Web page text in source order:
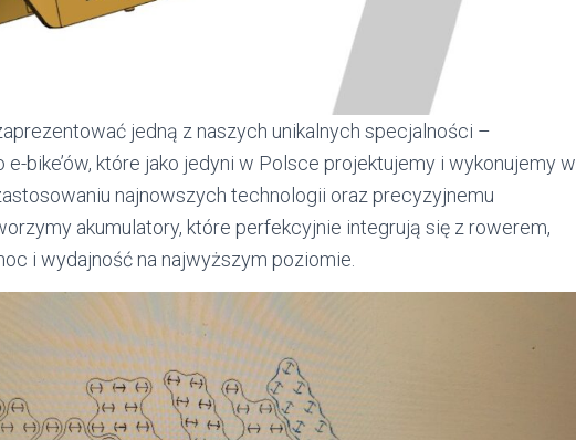
jedną z naszych unikalnych specjalności –
bike’ów, które jako jedyni w Polsce projektujemy i wykonujemy w
najnowszych technologii oraz precyzyjnemu
akumulatory, które perfekcyjnie integrują się z rowerem,
i wydajność na najwyższym poziomie.